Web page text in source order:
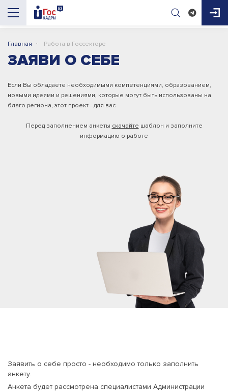
Главная · Работа в Госсекторе
ЗАЯВИ О СЕБЕ
Если Вы обладаете необходимыми компетенциями, образованием,
новыми идеями и решениями, которые могут быть использованы на
благо региона, этот проект - для вас
Перед заполнением анкеты скачайте шаблон и заполните
информацию о работе
Заявить о себе просто - необходимо только заполнить
анкету.
Анкета будет рассмотрена специалистами Администрации
AI-помощник
ГосКадры53
Здравствуйте! Я AI-помощник портала
ГосКадры53. Могу подсказать про
на работу и обучение. Чем помочь?